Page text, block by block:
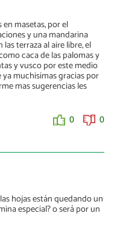
masetas, por el
y una mandarina
terraza al aire libre, el
caca de las palomas y
y vusco por este medio
muchisimas gracias por
mas sugerencias les
0 0
sea falta de hierro.
la maceta
0 0
hojas están quedando un
especial? o será por un